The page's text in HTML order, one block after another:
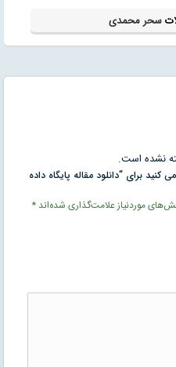
سحر محمدی
نشده است.
برای “دانلود مقاله پایگاه داده
موردنیاز علامت‌گذاری شده‌اند*